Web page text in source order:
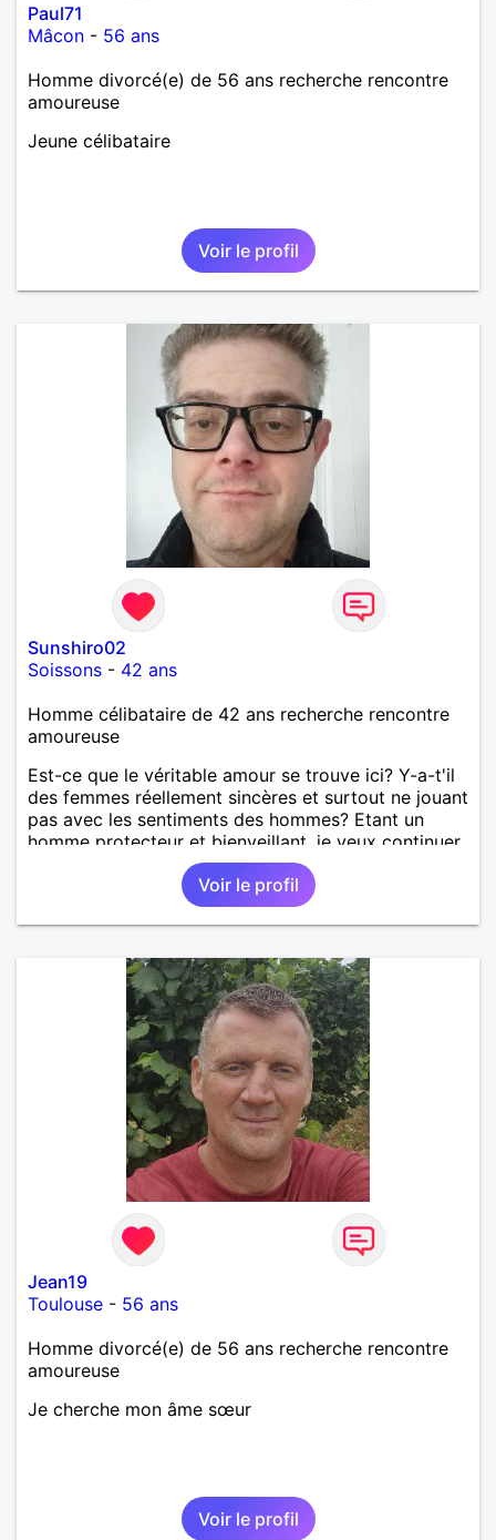
Paul71
Mâcon - 56 ans
Homme divorcé(e) de 56 ans recherche rencontre
amoureuse
Jeune célibataire
Voir le profil
Sunshiro02
Soissons - 42 ans
Homme célibataire de 42 ans recherche rencontre
amoureuse
Est-ce que le véritable amour se trouve ici? Y-a-t'il
des femmes réellement sincères et surtout ne jouant
pas avec les sentiments des hommes? Etant un
homme protecteur et bienveillant, je veux continuer
d'y croire et pouvoir enfin former la petite famille
que je désir temps. Faux profil, profiteuse et autres
joyeuseté passer votre chemin, vous ne
m'intéressez pas du tout!
Voir le profil
Jean19
Toulouse - 56 ans
Homme divorcé(e) de 56 ans recherche rencontre
amoureuse
Je cherche mon âme sœur
Voir le profil